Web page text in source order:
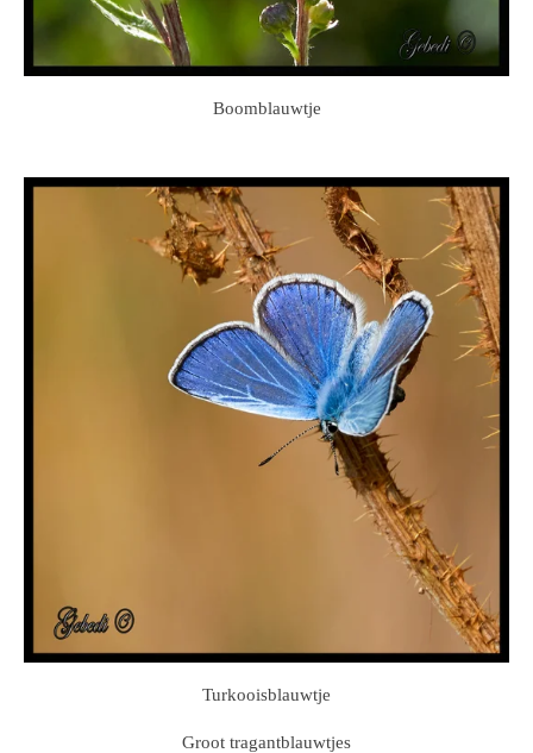
Boomblauwtje
Turkooisblauwtje
Groot tragantblauwtjes